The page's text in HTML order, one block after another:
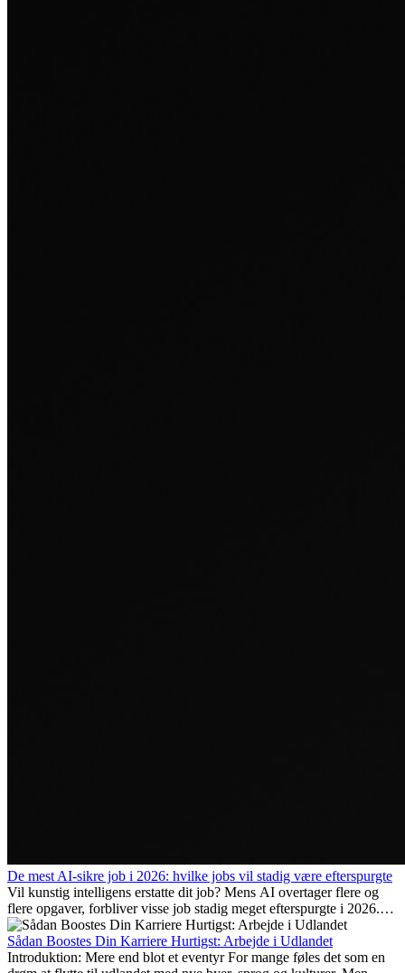
De mest AI-sikre job i 2026: hvilke jobs vil stadig være efterspurgte
Vil kunstig intelligens erstatte dit job? Mens AI overtager flere og
flere opgaver, forbliver visse job stadig meget efterspurgte i 2026.
Her gennemgår vi hvilke typer arbejde der anses som mest
fremtidssikre, hvilke kompetencer der vil være vigtige på lang sigt,
og hvorfor mange af disse jobs også giver attraktive
Sådan Boostes Din Karriere Hurtigst: Arbejde i Udlandet
Introduktion: Mere end blot et eventyr For mange føles det som en